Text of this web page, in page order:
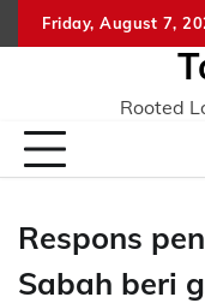
to
Friday, August 7,
Rooted
Respons
Sabah beri